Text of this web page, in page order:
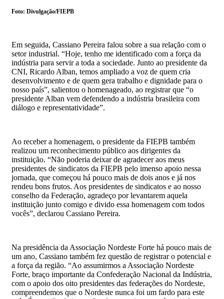
Foto: Divulgação/FIEPB
Em seguida, Cassiano Pereira falou sobre a sua relação com o
setor industrial. “Hoje, tenho me identificado com a força da
indústria para servir a toda a sociedade. Junto ao presidente da
CNI, Ricardo Alban, temos ampliado a voz de quem cria
desenvolvimento e de quem gera trabalho e dignidade para o
nosso país”, salientou o homenageado, ao registrar que “o
presidente Alban vem defendendo a indústria brasileira com
diálogo e representatividade”.
Ao receber a homenagem, o presidente da FIEPB também
realizou um reconhecimento público aos dirigentes da
instituição. “Não poderia deixar de agradecer aos meus
presidentes de sindicatos da FIEPB pelo imenso apoio nessa
jornada, que começou há pouco mais de dois anos e já nos
rendeu bons frutos. Aos presidentes de sindicatos e ao nosso
conselho da Federação, agradeço por levantarem aquela
instituição junto comigo e divido essa homenagem com todos
vocês”, declarou Cassiano Pereira.
Na presidência da Associação Nordeste Forte há pouco mais de
um ano, Cassiano também fez questão de registrar o potencial e
a força da região. “Ao assumirmos a Associação Nordeste
Forte, braço importante da Confederação Nacional da Indústria,
com o apoio dos oito presidentes das federações do Nordeste,
compreendemos que o Nordeste nunca foi um fardo para este